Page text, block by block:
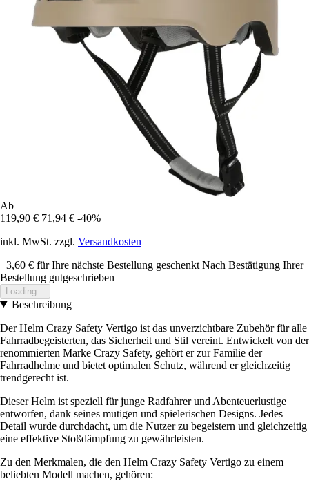
Ab
119,90 € 71,94 € -40%
inkl. MwSt. zzgl. Versandkosten
+3,60 € für Ihre nächste Bestellung geschenkt Nach Bestätigung Ihrer
Bestellung gutgeschrieben
Loading...
Beschreibung
Der Helm Crazy Safety Vertigo ist das unverzichtbare Zubehör für alle
Fahrradbegeisterten, das Sicherheit und Stil vereint. Entwickelt von der
renommierten Marke Crazy Safety, gehört er zur Familie der
Fahrradhelme und bietet optimalen Schutz, während er gleichzeitig
trendgerecht ist.
Dieser Helm ist speziell für junge Radfahrer und Abenteuerlustige
entworfen, dank seines mutigen und spielerischen Designs. Jedes
Detail wurde durchdacht, um die Nutzer zu begeistern und gleichzeitig
eine effektive Stoßdämpfung zu gewährleisten.
Zu den Merkmalen, die den Helm Crazy Safety Vertigo zu einem
beliebten Modell machen, gehören: